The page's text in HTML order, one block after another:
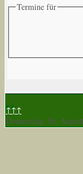
Termine für
↑↑↑
Donnerstag, 06.